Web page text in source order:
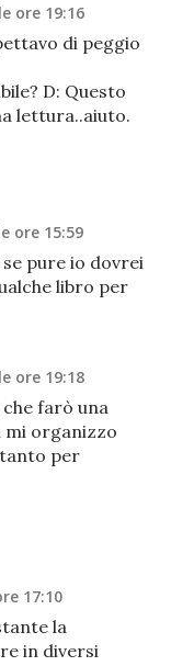
ore 19:16
di peggio
D: Questo
lettura..aiuto.
ore 15:59
pure io dovrei
libro per
ore 19:18
farò una
mi organizzo
per
17:10
la
in diversi